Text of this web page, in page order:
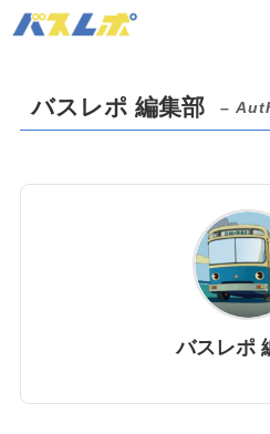
バスレポ 編集部 –
バスレポ